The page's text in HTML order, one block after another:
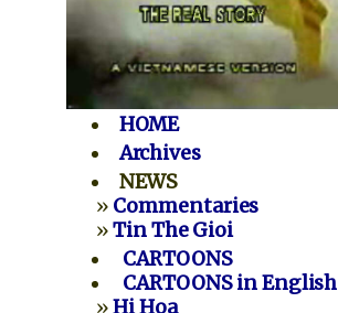
HOME
Archives
NEWS
» Commentaries
»Tin The Gioi
CARTOONS
CARTOONS in English
»Hi Hoa